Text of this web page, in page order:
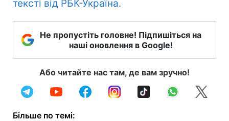
тексті від РБК-Україна.
Не пропустіть головне! Підпишіться на
наші оновлення в Google!
Або читайте нас там, де вам зручно!
Більше по темі: